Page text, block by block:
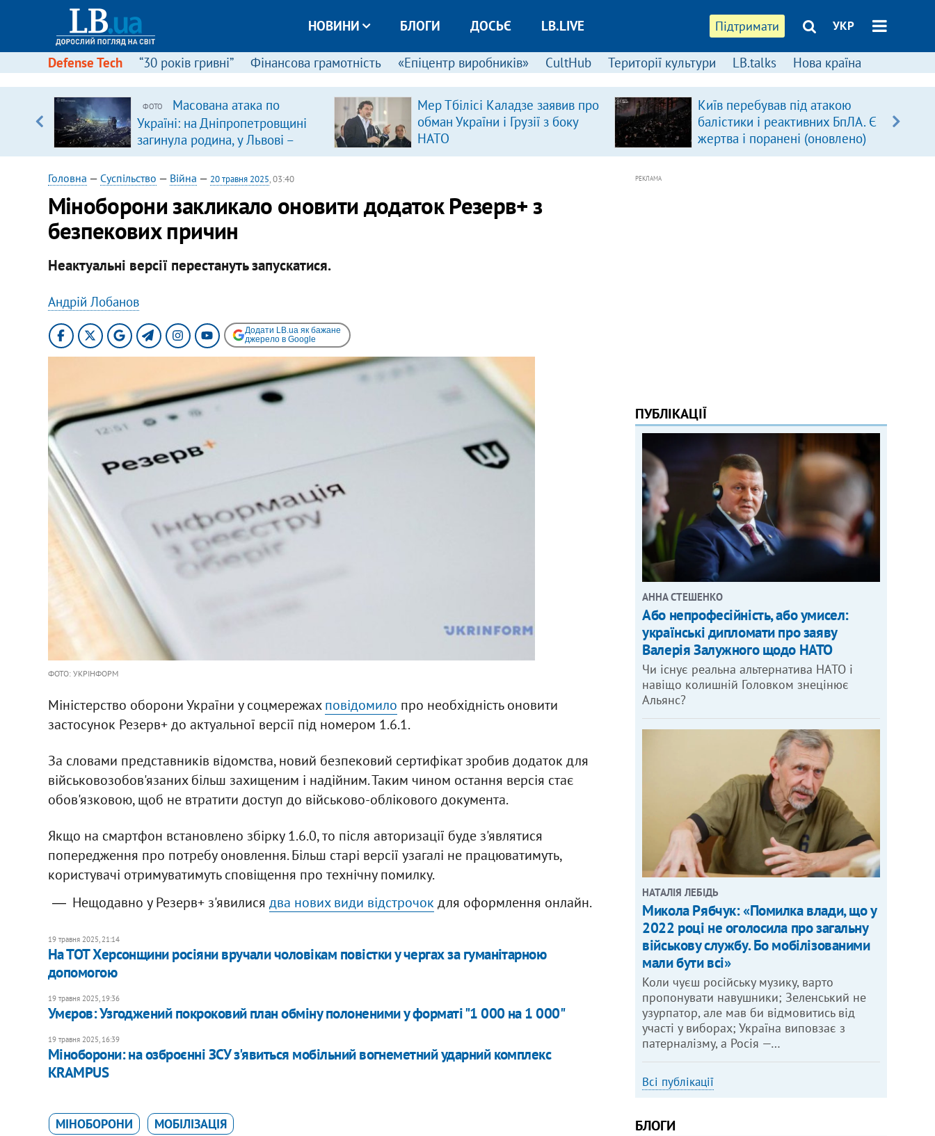
Підтримати УКР
НОВИНИ БЛОГИ ДОСЬЄ LB.LIVE
Defense Tech “30 років гривні” Фінансова грамотність «Епіцентр виробників» CultHub Території культури LB.talks Нова країна
ФОТО
Масована атака по
Україні: на Дніпропетровщині
загинула родина, у Львові –
удар по багатоповерхівках
(доповнюється)
Мер Тбілісі Каладзе заявив про
обман України і Грузії з боку
НАТО
Київ перебував під атакою
балістики і реактивних БпЛА. Є
жертва і поранені (оновлено)
Головна — Суспільство — Війна — 20 травня 2025, 03:40
Міноборони закликало оновити додаток Резерв+ з
безпекових причин
Неактуальні версії перестануть запускатися.
Андрій Лобанов
Додати LB.ua як бажане
джерело в Google
ФОТО: УКРІНФОРМ
Міністерство оборони України у соцмережахповідомило про необхідність оновити
застосунок Резерв+ до актуальної версії під номером 1.6.1.
За словами представників відомства, новий безпековий сертифікат зробив додаток для
військовозобов'язаних більш захищеним і надійним. Таким чином остання версія стає
обов'язковою, щоб не втратити доступ до військово-облікового документа.
Якщо на смартфон встановлено збірку 1.6.0, то після авторизації буде з'являтися
попередження про потребу оновлення. Більш старі версії узагалі не працюватимуть,
користувачі отримуватимуть сповіщення про технічну помилку.
Нещодавно у Резерв+ з'явилися два нових види відстрочок для оформлення онлайн.
19 травня 2025, 21:14
На ТОТ Херсонщини росіяни вручали чоловікам повістки у чергах за гуманітарною
допомогою
19 травня 2025, 19:36
Умєров: Узгоджений покроковий план обміну полоненими у форматі "1 000 на 1 000"
19 травня 2025, 16:39
Міноборони: на озброєнні ЗСУ з'явиться мобільний вогнеметний ударний комплекс
KRAMPUS
МІНОБОРОНИ МОБІЛІЗАЦІЯ
РЕКЛАМА
ПУБЛІКАЦІЇ
АННА СТЕШЕНКО
Або непрофесійність, або умисел:
українські дипломати про заяву
Валерія Залужного щодо НАТО
Чи існує реальна альтернатива НАТО і
навіщо колишній Головком знецінює
Альянс?
НАТАЛІЯ ЛЕБІДЬ
Микола Рябчук: «Помилка влади, що у
2022 році не оголосила про загальну
військову службу. Бо мобілізованими
мали бути всі»
Коли чуєш російську музику, варто
пропонувати навушники; Зеленський не
узурпатор, але мав би відмовитись від
участі у виборах; Україна виповзає з
патерналізму, а Росія —…
Всі публікації
БЛОГИ